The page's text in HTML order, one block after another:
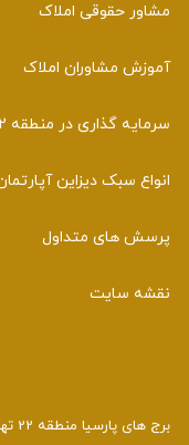
مشاور حقوقی املاک
آموزش مشاوران املاک
سرمایه گذاری در منطقه 22 تهران
انواع سبک دیزاین آپارتمان
پرسش های متداول
نقشه سایت
برج های پارسیا منطقه 22 تهران دریاچه چیتگر | یاس، سرو، ارکیده و برلیان